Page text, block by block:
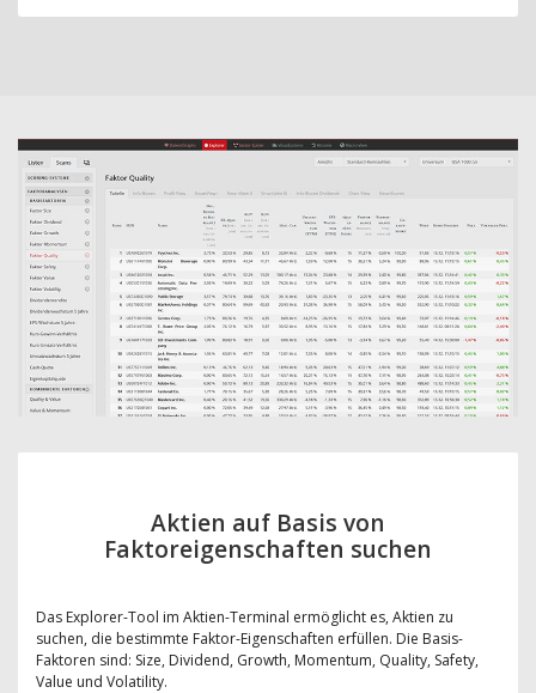
Aktien auf Basis von
Faktoreigenschaften suchen
Das Explorer-Tool im Aktien-Terminal ermöglicht es, Aktien zu
suchen, die bestimmte Faktor-Eigenschaften erfüllen. Die Basis-
Faktoren sind: Size, Dividend, Growth, Momentum, Quality, Safety,
Value und Volatility.